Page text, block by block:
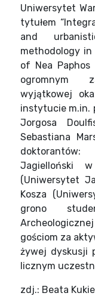
Uniwersytet
tytułem
and
methodology
of Nea Paphos
ogromnym
wyjątkowej
instytucie m.in.
Jorgosa
Sebastiana
doktorantów:
Jagielloński w
(Uniwersytet
Kosza
grono
gościom za
żywej dyskusji
licznym
zdj.: Beata